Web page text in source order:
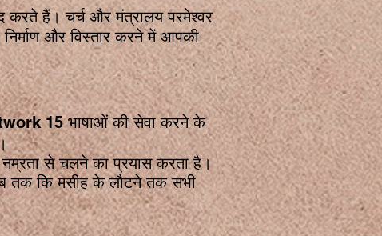
करते हैं। चर्च और मंत्रालय परमेश्वर
और विस्तार करने में आपकी
15 भाषाओं की सेवा करने के
से चलने का प्रयास करता है।
तक कि मसीह के लौटने तक सभी